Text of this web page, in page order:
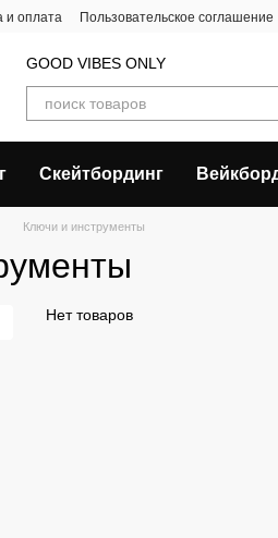
и оплата Пользовательское соглашение
GOOD VIBES ONLY
Скейтбординг
Ключи и инструменты
Нет товаров